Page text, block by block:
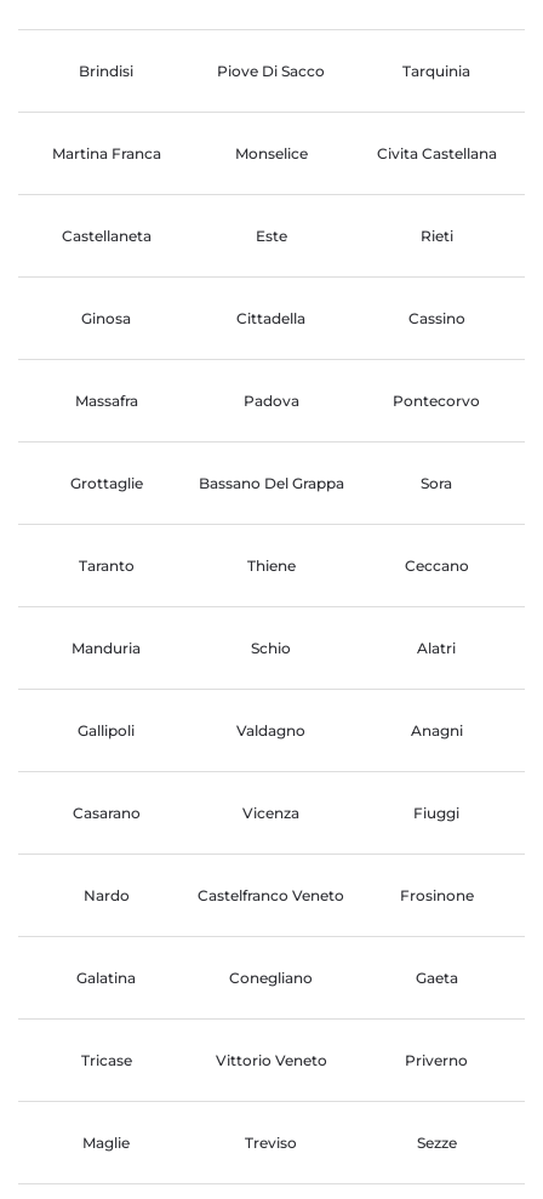
Brindisi Piove Di Sacco Tarquinia
Martina Franca Monselice Civita Castellana
Castellaneta Este Rieti
Ginosa Cittadella Cassino
Massafra Padova Pontecorvo
Grottaglie Bassano Del Grappa Sora
Taranto Thiene Ceccano
Manduria Schio Alatri
Gallipoli Valdagno Anagni
Casarano Vicenza Fiuggi
Nardo Castelfranco Veneto Frosinone
Galatina Conegliano Gaeta
Tricase Vittorio Veneto Priverno
Maglie Treviso Sezze